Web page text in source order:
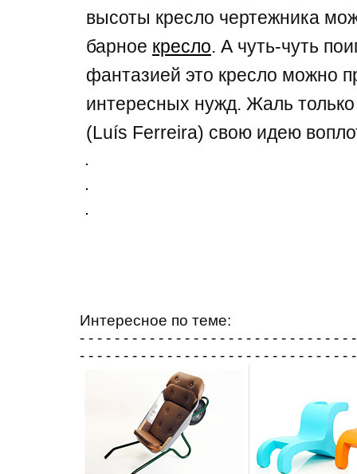
высоты кресло чертежника
барное кресло. А чуть-чуть
фантазией это кресло можно
интересных нужд. Жаль
(Luís Ferreira) свою идею
Интересное по теме:
- - - - - - - - - - - - - - - - - - - - - - - - - - - - - - -
- - - - - - - - - - - - - - - - - - - - - - - - - - - - - - -